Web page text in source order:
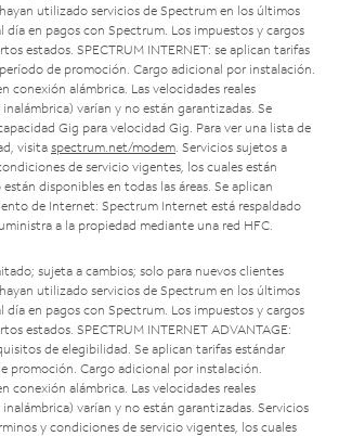
utilizado servicios de Spectrum en los últimos
día en pagos con Spectrum. Los impuestos y cargos
estados. SPECTRUM INTERNET: se aplican tarifas
de promoción. Cargo adicional por instalación.
conexión alámbrica. Las velocidades reales
varían y no están garantizadas. Se
Gig para velocidad Gig. Para ver una lista de
visita spectrum.net/modem . Servicios sujetos a
de servicio vigentes, los cuales están
disponibles en todas las áreas. Se aplican
de Internet: Spectrum Internet está respaldado
a la propiedad mediante una red HFC.
sujeta a cambios; solo para nuevos clientes
utilizado servicios de Spectrum en los últimos
día en pagos con Spectrum. Los impuestos y cargos
estados. SPECTRUM INTERNET ADVANTAGE:
de elegibilidad. Se aplican tarifas estándar
promoción. Cargo adicional por instalación.
conexión alámbrica. Las velocidades reales
varían y no están garantizadas. Servicios
y condiciones de servicio vigentes, los cuales